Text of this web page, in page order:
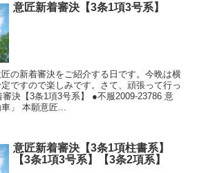
意匠新着審決【3条1項3号系】
の新着審決をご紹介する日です。今晩は横
ですので楽しみです。さて、頑張って行っ
決【3条1項3号系】 ●不服2009-23786 意
」 本願意匠...
意匠新着審決【3条1項柱書系】
【3条1項3号系】【3条2項系】